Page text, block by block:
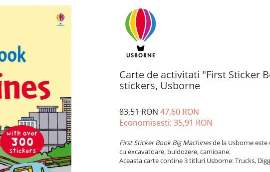
Carte de activitati "First Sticker
stickers, Usborne
83,51 RON47,60 RON
Economisesti: 35,91 RON
First Sticker Book Big Machinesde la Usborne
cu excavatoare, buldozere, camioane.
Aceasta carte contine 3 titluri Usborne: Trucks,